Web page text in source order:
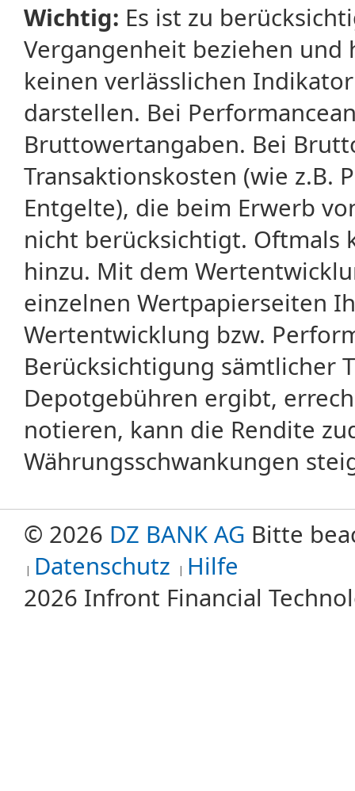
Wichtig: Es ist zu
Vergangenheit beziehen
keinen verlässlichen
darstellen. Bei
Bruttowertangaben. Bei
Transaktionskosten (wie z.B.
Entgelte), die beim Erwerb
nicht berücksichtigt. Oftmals
hinzu. Mit dem
einzelnen Wertpapierseiten
Wertentwicklung bzw.
Berücksichtigung sämtlicher
Depotgebühren ergibt,
notieren, kann die Rendite
Währungsschwankungen
© 2026 DZ BANK AG Bitte
Datenschutz Hilfe
2026 Infront Financial